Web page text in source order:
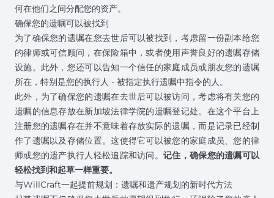
何在他们之间分配您的资产。
确保您的遗嘱可以被找到
为了确保您的遗嘱在您去世后可以被找到，考虑留一份副本给您
的律师或可信顾问，在保险箱中，或者使用声誉良好的遗嘱存储
设施。此外，您还可以告知一个信任的家庭成员或朋友您的遗嘱
所在，特别是您的执行人 - 被指定执行遗嘱中指令的人。
此外，为了确保您的遗嘱在去世后可以被访问，考虑将有关您的
遗嘱的信息存放在新加坡法律学院的遗嘱登记处。在这个平台上
注册您的遗嘱存在并不意味着存放实际的遗嘱，而是记录已经制
作了遗嘱以及存储位置。这使得它可以被您的家庭成员、您的律
师或您的遗产执行人轻松追踪和访问。记住，确保您的遗嘱可以
轻松找到和起草一样重要。
与WillCraft一起提前规划：遗嘱和遗产规划的新时代方法